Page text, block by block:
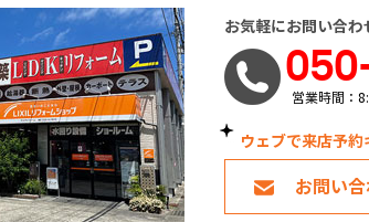
お気軽にお問い合わ
営業時間：
ウェブで来店予
お問い